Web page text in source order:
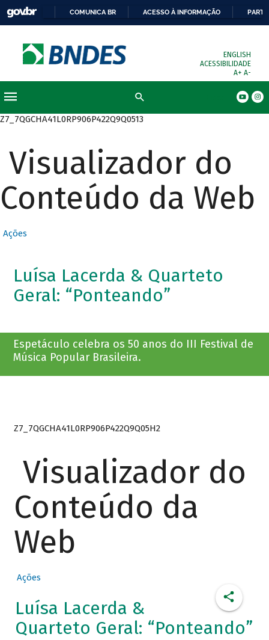
COMUNICA BR ACESSO À INFORMAÇÃO
ENGLISH
ACESSIBILIDADE
A+ A-
Z7_7QGCHA41L0RP906P422Q9Q0513
Visualizador do
Conteúdo da Web
Ações
Luísa Lacerda & Quarteto
Geral: “Ponteando”
Espetáculo celebra os 50 anos do III Festival de
Música Popular Brasileira.
Z7_7QGCHA41L0RP906P422Q9Q05H2
Visualizador do
Conteúdo da
Web
Ações
Luísa Lacerda &
Quarteto Geral: “Ponteando”